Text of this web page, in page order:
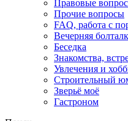
Правовые
Прочие вопросы
FAQ, работа с
Вечерняя
Беседка
Знакомства,
Увлечения и
Строительный
Зверьё моё
Гастроном